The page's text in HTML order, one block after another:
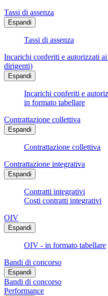
Tassi di assenza
Espandi
Tassi di assenza
Incarichi conferiti e autorizzati
dirigenti)
Espandi
Incarichi conferiti e
in formato tabellare
Contrattazione collettiva
Espandi
Contrattazione collettiva
Contrattazione integrativa
Espandi
Contratti integrativi
Costi contratti integrativi
OIV
Espandi
OIV - in formato tabellare
Bandi di concorso
Espandi
Bandi di concorso
Performance